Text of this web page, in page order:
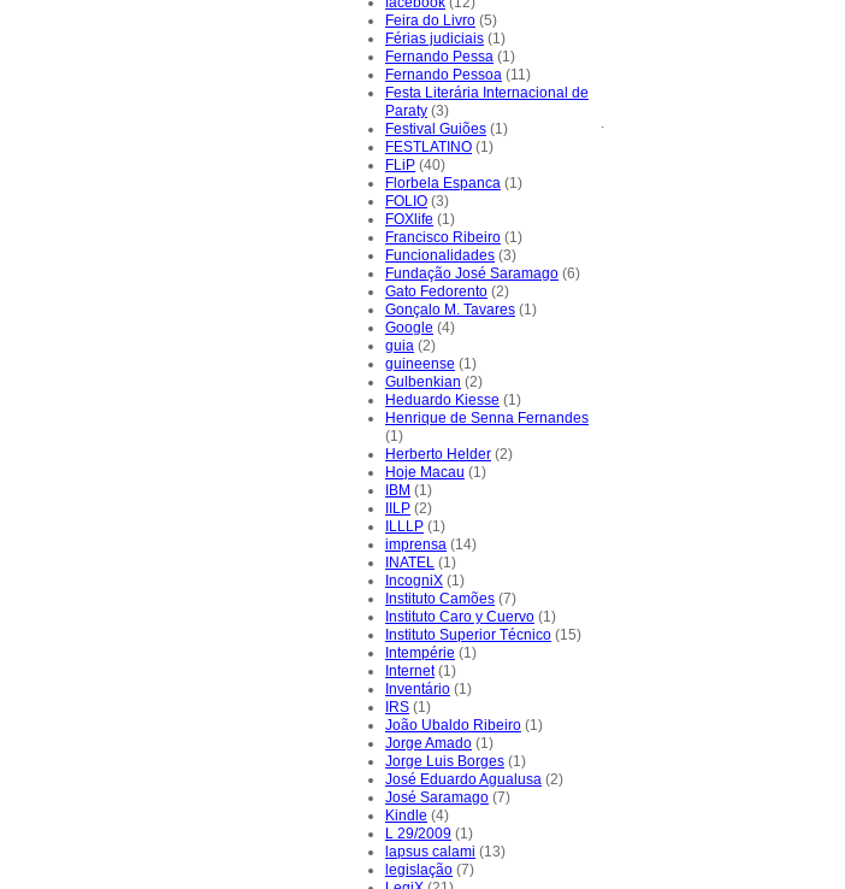
Feira do Livro (5)
Férias judiciais (1)
Fernando Pessa (1)
Fernando Pessoa (11)
Festa Literária Internacional de
Paraty (3)
Festival Guiões (1)
FESTLATINO (1)
FLiP (40)
Florbela Espanca (1)
FOLIO (3)
FOXlife (1)
Francisco Ribeiro (1)
Funcionalidades (3)
Fundação José Saramago (6)
Gato Fedorento (2)
Gonçalo M. Tavares (1)
Google (4)
guia (2)
guineense (1)
Gulbenkian (2)
Heduardo Kiesse (1)
Henrique de Senna Fernandes
(1)
Herberto Helder (2)
Hoje Macau (1)
IBM (1)
IILP (2)
ILLLP (1)
imprensa (14)
INATEL (1)
IncogniX (1)
Instituto Camões (7)
Instituto Caro y Cuervo (1)
Instituto Superior Técnico (15)
Intempérie (1)
Internet (1)
Inventário (1)
IRS (1)
João Ubaldo Ribeiro (1)
Jorge Amado (1)
Jorge Luis Borges (1)
José Eduardo Agualusa (2)
José Saramago (7)
Kindle (4)
L 29/2009 (1)
lapsus calami (13)
legislação (7)
.